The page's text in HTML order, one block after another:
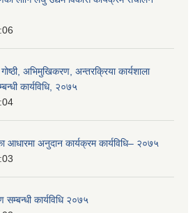
अभिमुखिकरण, अन्तरक्रिया कार्यशाला
कार्यविधि, २०७५
आधारमा अनुदान कार्यक्रम कार्यविधि– २०७५
कार्यविधि २०७५